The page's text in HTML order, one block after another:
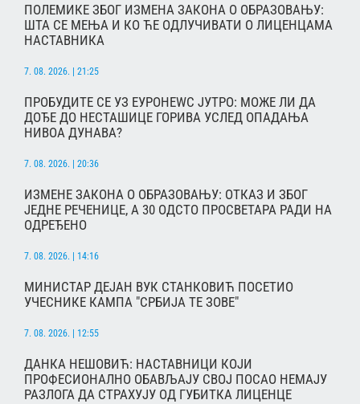
ПОЛЕМИКЕ ЗБОГ ИЗМЕНА ЗАКОНА О ОБРАЗОВАЊУ:
ШТА СЕ МЕЊА И КО ЋЕ ОДЛУЧИВАТИ О ЛИЦЕНЦАМА
НАСТАВНИКА
7. 08. 2026. | 21:25
ПРОБУДИТЕ СЕ УЗ ЕУРОНЕWС ЈУТРО: МОЖЕ ЛИ ДА
ДОЂЕ ДО НЕСТАШИЦЕ ГОРИВА УСЛЕД ОПАДАЊА
НИВОА ДУНАВА?
7. 08. 2026. | 20:36
ИЗМЕНЕ ЗАКОНА О ОБРАЗОВАЊУ: ОТКАЗ И ЗБОГ
ЈЕДНЕ РЕЧЕНИЦЕ, А 30 ОДСТО ПРОСВЕТАРА РАДИ НА
ОДРЕЂЕНО
7. 08. 2026. | 14:16
МИНИСТАР ДЕЈАН ВУК СТАНКОВИЋ ПОСЕТИО
УЧЕСНИКЕ КАМПА "СРБИЈА ТЕ ЗОВЕ"
7. 08. 2026. | 12:55
ДАНКА НЕШОВИЋ: НАСТАВНИЦИ КОЈИ
ПРОФЕСИОНАЛНО ОБАВЉАЈУ СВОЈ ПОСАО НЕМАЈУ
РАЗЛОГА ДА СТРАХУЈУ ОД ГУБИТКА ЛИЦЕНЦЕ